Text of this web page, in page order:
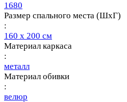
1680
Размер спального места (ШхГ)
:
160 х 200 см
Материал каркаса
:
металл
Материал обивки
:
велюр